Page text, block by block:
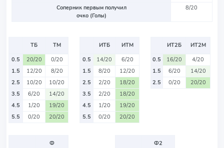
Соперник первым получил
очко (Голы)
8/20
ТБ
ТМ
0.5
20/20
0/20
1.5
12/20
8/20
2.5
10/20
10/20
3.5
6/20
14/20
4.5
1/20
19/20
5.5
0/20 20/20
ИТБ
ИТМ
0.5
14/20
6/20
1.5
8/20
12/20
2.5
2/20
18/20
3.5
2/20
18/20
4.5
1/20
19/20
5.5
0/20 20/20
ИТ2Б
ИТ2М
0.5
16/20
4/20
1.5
6/20
14/20
2.5
0/20 20/20
Ф
Ф2